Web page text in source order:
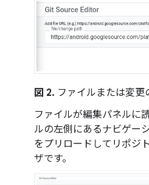
図 2. ファイルまたは変更
ファイルが編集パネルに
ルの左側にあるナビゲー
をプリロードしてリポジ
ザです。